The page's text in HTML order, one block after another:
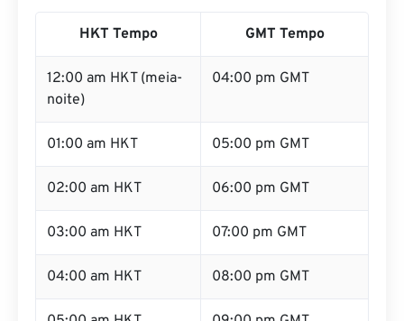
HKT Tempo GMT Tempo
12:00 am HKT (meia-
noite)
04:00 pm GMT
01:00 am HKT 05:00 pm GMT
02:00 am HKT 06:00 pm GMT
03:00 am HKT 07:00 pm GMT
04:00 am HKT 08:00 pm GMT